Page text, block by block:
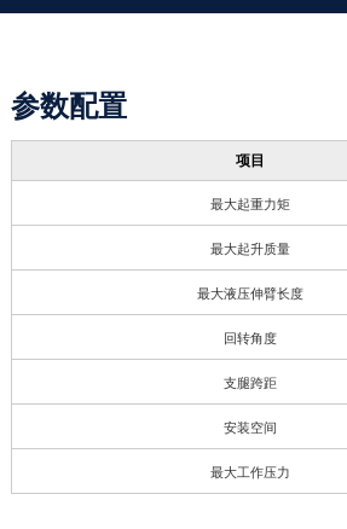
参数配置
项目
最大起重力矩
最大起升质量
最大液压伸臂长度
回转角度
支腿跨距
安装空间
最大工作压力